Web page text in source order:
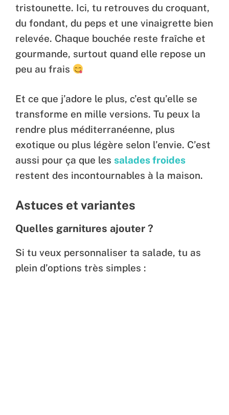
tristounette. Ici, tu retrouves du croquant,
du fondant, du peps et une vinaigrette bien
relevée. Chaque bouchée reste fraîche et
gourmande, surtout quand elle repose un
peu au frais
Et ce que j’adore le plus, c’est qu’elle se
transforme en mille versions. Tu peux la
rendre plus méditerranéenne, plus
exotique ou plus légère selon l’envie. C’est
aussi pour ça que les salades froides
restent des incontournables à la maison.
Astuces et variantes
Quelles garnitures ajouter ?
Si tu veux personnaliser ta salade, tu as
plein d’options très simples :